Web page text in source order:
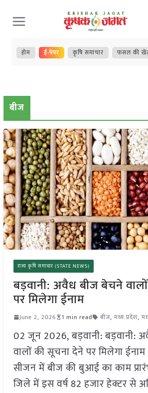
Skip
to
content
होम ई-पेपर कृषि समाचार फसल की
बीज
राज्य कृषि समाचार (STATE NEWS)
बड़वानी: अवैध बीज बेचने
पर मिलेगा ईनाम
June 2, 2026 1 min read बीज, मध्य प्रदेश,
02 जून 2026, बड़वानी: बड़वानी:
वालों की सूचना देने पर मिलेगा
सीजन में बीज की बुआई का काम
जिले में इस वर्ष 82 हजार हेक्टर से